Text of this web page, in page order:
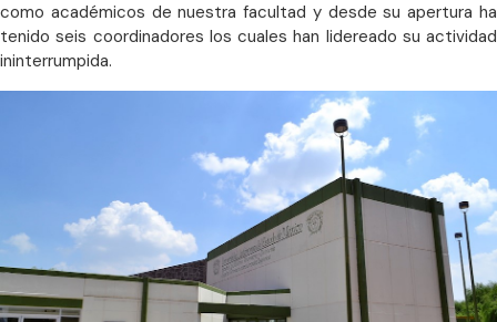
como académicos de nuestra facultad y desde su apertura ha
tenido seis coordinadores los cuales han lidereado su actividad
ininterrumpida.